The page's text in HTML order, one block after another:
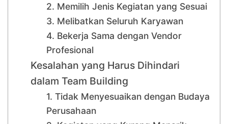
2. Memilih Jenis Kegiatan yang Sesuai
3. Melibatkan Seluruh Karyawan
4. Bekerja Sama dengan Vendor
Profesional
Kesalahan yang Harus Dihindari
dalam Team Building
1. Tidak Menyesuaikan dengan Budaya
Perusahaan